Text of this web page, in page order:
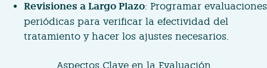
Revisiones a Largo Plazo: Programar evaluaciones
periódicas para verificar la efectividad del
tratamiento y hacer los ajustes necesarios.
Aspectos Clave en la Evaluación